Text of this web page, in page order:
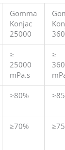
Gomma
Konjac
25000
≥
25000
mPa.s
≥
≥80%
≥70%